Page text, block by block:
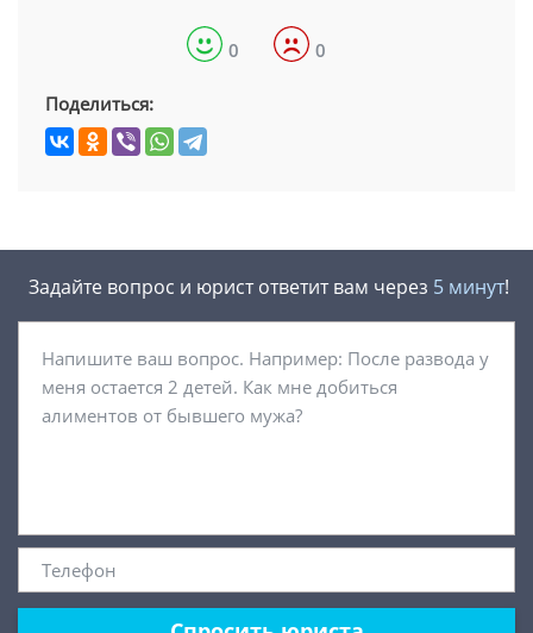
0 0
Поделиться:
Задайте вопрос и юрист ответит вам через 5 минут!